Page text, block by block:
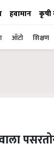
हवामान कृषी
ऑटो शिक्षण